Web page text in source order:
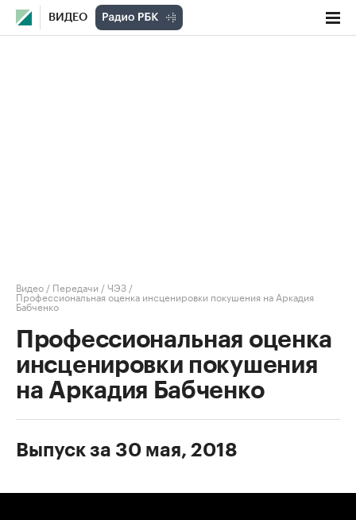
ВИДЕО
Видео / Передачи /ЧЭЗ /
Профессиональная оценка инсценировки покушения на Аркадия
Бабченко
Профессиональная оценка
инсценировки покушения
на Аркадия Бабченко
Выпуск за 30 мая, 2018